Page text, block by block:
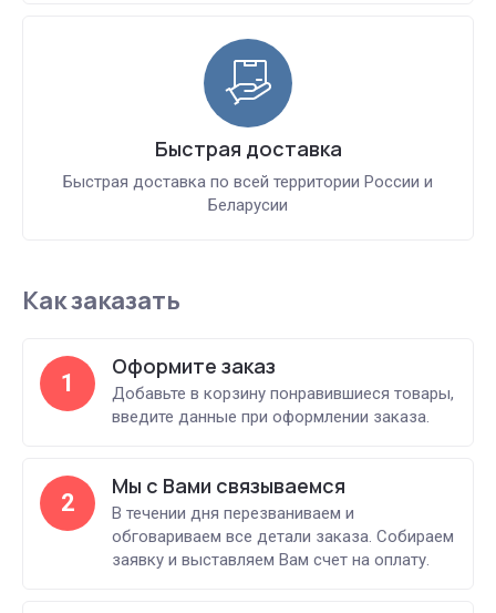
Быстрая доставка
Быстрая доставка по всей территории России и
Беларусии
Как заказать
1
Оформите заказ
Добавьте в корзину понравившиеся товары,
введите данные при оформлении заказа.
2
Мы с Вами связываемся
В течении дня перезваниваем и
обговариваем все детали заказа. Собираем
заявку и выставляем Вам счет на оплату.